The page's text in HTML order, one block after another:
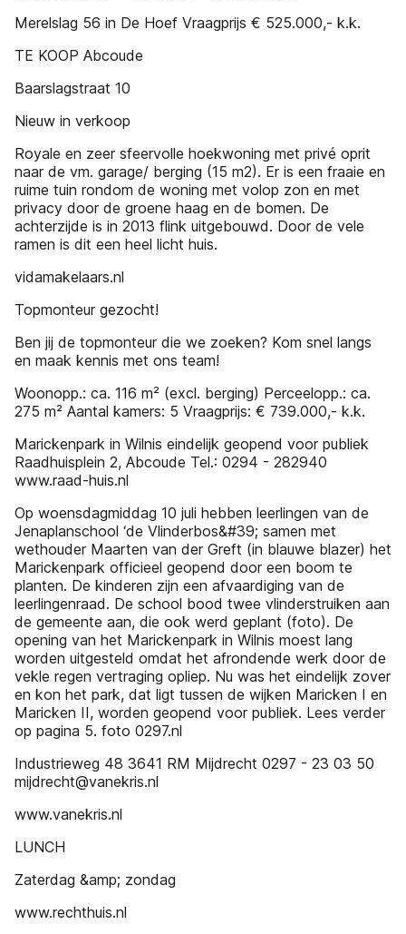
Merelslag 56 in De Hoef Vraagprijs € 525.000,- k.k.
TE KOOP Abcoude
Baarslagstraat 10
Nieuw in verkoop
Royale en zeer sfeervolle hoekwoning met privé oprit
naar de vm. garage/ berging (15 m2). Er is een fraaie en
ruime tuin rondom de woning met volop zon en met
privacy door de groene haag en de bomen. De
achterzijde is in 2013 flink uitgebouwd. Door de vele
ramen is dit een heel licht huis.
vidamakelaars.nl
Topmonteur gezocht!
Ben jij de topmonteur die we zoeken? Kom snel langs
en maak kennis met ons team!
Woonopp.: ca. 116 m² (excl. berging) Perceelopp.: ca.
275 m² Aantal kamers: 5 Vraagprijs: € 739.000,- k.k.
Marickenpark in Wilnis eindelijk geopend voor publiek
Raadhuisplein 2, Abcoude Tel.: 0294 - 282940
www.raad-huis.nl
Op woensdagmiddag 10 juli hebben leerlingen van de
Jenaplanschool ‘de Vlinderbos&#39; samen met
wethouder Maarten van der Greft (in blauwe blazer) het
Marickenpark officieel geopend door een boom te
planten. De kinderen zijn een afvaardiging van de
leerlingenraad. De school bood twee vlinderstruiken aan
de gemeente aan, die ook werd geplant (foto). De
opening van het Marickenpark in Wilnis moest lang
worden uitgesteld omdat het afrondende werk door de
vekle regen vertraging opliep. Nu was het eindelijk zover
en kon het park, dat ligt tussen de wijken Maricken I en
Maricken II, worden geopend voor publiek. Lees verder
op pagina 5. foto 0297.nl
Industrieweg 48 3641 RM Mijdrecht 0297 - 23 03 50
mijdrecht@vanekris.nl
www.vanekris.nl
LUNCH
Zaterdag &amp; zondag
www.rechthuis.nl